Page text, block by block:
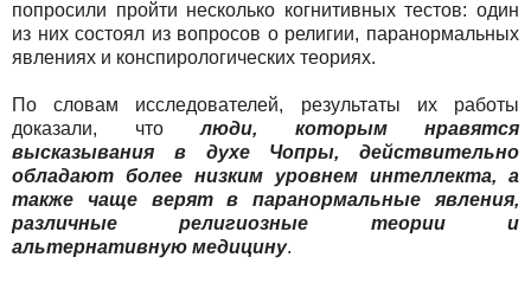
попросили пройти несколько когнитивных тестов: один
из них состоял из вопросов о религии, паранормальных
явлениях и конспирологических теориях.
По словам исследователей, результаты их работы
доказали, чтолюди, которым нравятся
высказывания в духе Чопры, действительно
обладают более низким уровнем интеллекта, а
также чаще верят в паранормальные явления,
различные религиозные теории и
альтернативную медицину.